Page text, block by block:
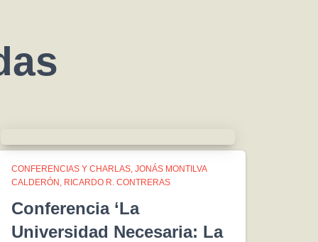
CONFERENCIAS Y CHARLAS JONÁS MONTILVA
CALDERÓN
RICARDO R. CONTRERAS
Conferencia ‘La
Universidad Necesaria: La